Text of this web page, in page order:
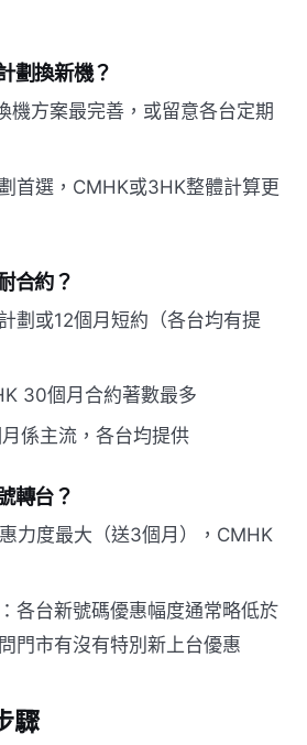
劃換新機？
機方案最完善，或留意各台定期
首選，CMHK或3HK整體計算更
合約？
劃或12個月短約（各台均有提
30個月合約著數最多
月係主流，各台均提供
轉台？
力度最大（送3個月），CMHK
：各台新號碼優惠幅度通常略低於
門市有沒有特別新上台優惠
驟